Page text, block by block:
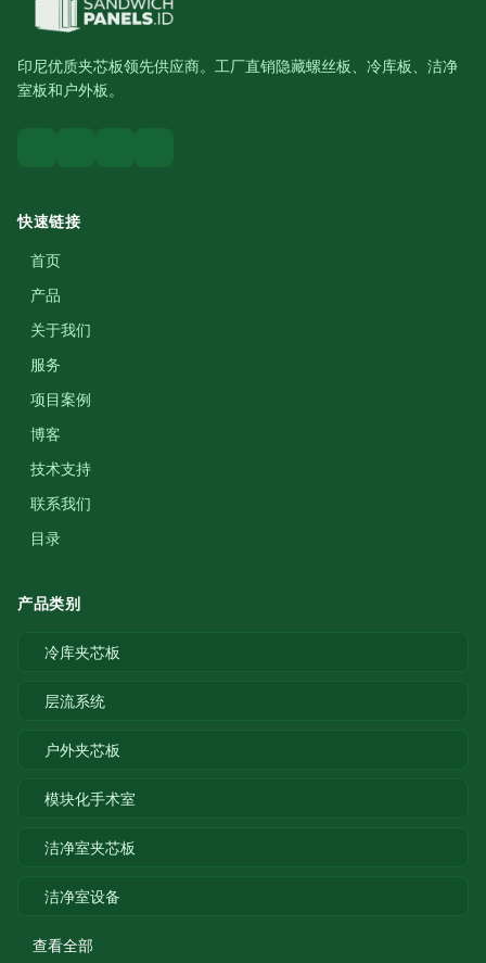
印尼优质夹芯板领先供应商。工厂直销隐藏螺丝板、冷库板、洁净
室板和户外板。
快速链接
首页
产品
关于我们
服务
项目案例
博客
技术支持
联系我们
目录
产品类别
冷库夹芯板
层流系统
户外夹芯板
模块化手术室
洁净室夹芯板
洁净室设备
查看全部